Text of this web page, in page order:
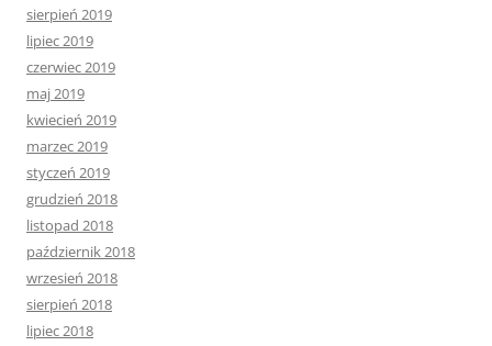
sierpień 2019
lipiec 2019
czerwiec 2019
maj 2019
kwiecień 2019
marzec 2019
styczeń 2019
grudzień 2018
listopad 2018
październik 2018
wrzesień 2018
sierpień 2018
lipiec 2018